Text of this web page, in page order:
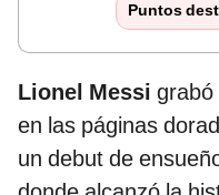
Puntos
Lionel Messi grabó
en las páginas
un debut de